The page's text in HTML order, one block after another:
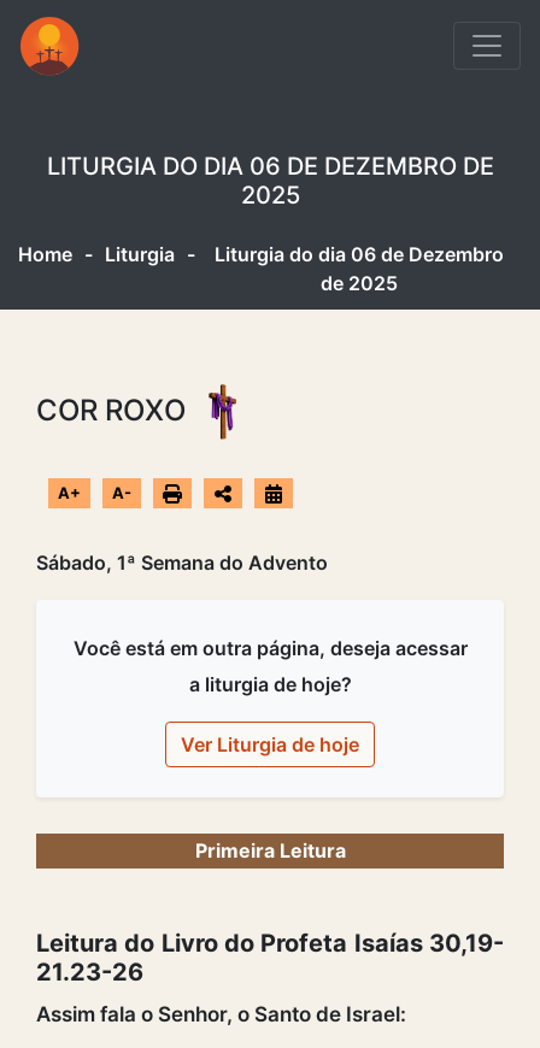
LITURGIA DO DIA 06 DE DEZEMBRO DE
2025
Home - Liturgia -
Liturgia do dia 06 de Dezembro
de 2025
COR ROXO
A+ A-
Sábado, 1ª Semana do Advento
Você está em outra página, deseja acessar
a liturgia de hoje?
Ver Liturgia de hoje
Primeira Leitura
Leitura do Livro do Profeta Isaías 30,19-
21.23-26
Assim fala o Senhor, o Santo de Israel: